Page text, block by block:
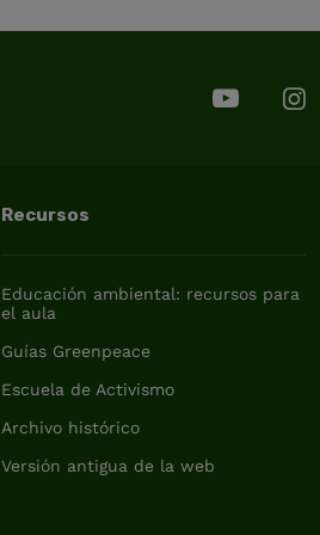
Recursos
Educación ambiental: recursos para
el aula
Guías Greenpeace
Escuela de Activismo
Archivo histórico
Versión antigua de la web